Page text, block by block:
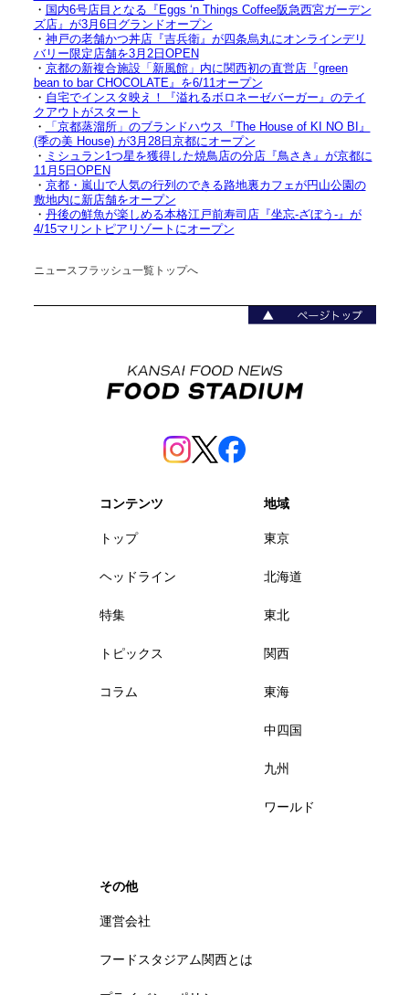
・ 国内6号店目となる『Eggs ‘n Things Coffee阪急西宮ガーデン
ズ店』が3月6日グランドオープン
・ 神戸の老舗かつ丼店『吉兵衛』が四条烏丸にオンラインデリ
バリー限定店舗を3月2日OPEN
・ 京都の新複合施設「新風館」内に関西初の直営店『green
bean to bar CHOCOLATE』を6/11オープン
・ 自宅でインスタ映え！『溢れるボロネーゼバーガー』のテイ
クアウトがスタート
・
「京都蒸溜所」のブランドハウス『The House of KI NO BI』
(季の美 House) が3月28日京都にオープン
・ ミシュラン1つ星を獲得した焼鳥店の分店『鳥さき』が京都に
11月5日OPEN
・ 京都・嵐山で人気の行列のできる路地裏カフェが円山公園の
敷地内に新店舗をオープン
・ 丹後の鮮魚が楽しめる本格江戸前寿司店『坐忘-ざぼう-』が
4/15マリントピアリゾートにオープン
ニュースフラッシュ一覧トップへ
コンテンツ
トップ
ヘッドライン
特集
トピックス
コラム
地域
東京
北海道
東北
関西
東海
中四国
九州
ワールド
その他
運営会社
フードスタジアム関西とは